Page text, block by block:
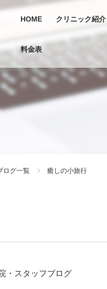
HOME クリニック紹介
料金表
ログ一覧 癒しの小旅行
・スタッフブログ